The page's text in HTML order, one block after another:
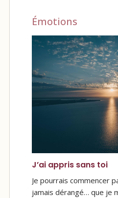
Émotions
J’ai appris sans toi
Je pourrais commencer
jamais dérangé… que je